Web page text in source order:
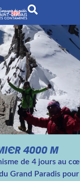
4000 M
de 4 jours au
Grand Paradis